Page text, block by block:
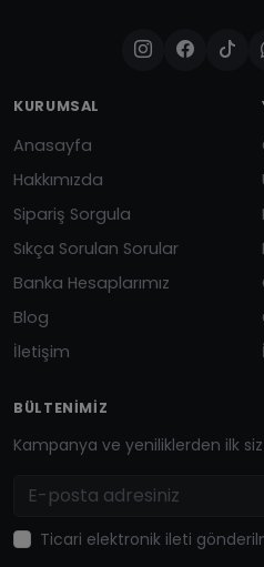
KURUMSAL
Anasayfa
Hakkımızda
Sipariş Sorgula
Sıkça Sorulan Sorular
Banka Hesaplarımız
Blog
İletişim
BÜLTENIMIZ
Kampanya ve yeniliklerden ilk
Ticari elektronik ileti